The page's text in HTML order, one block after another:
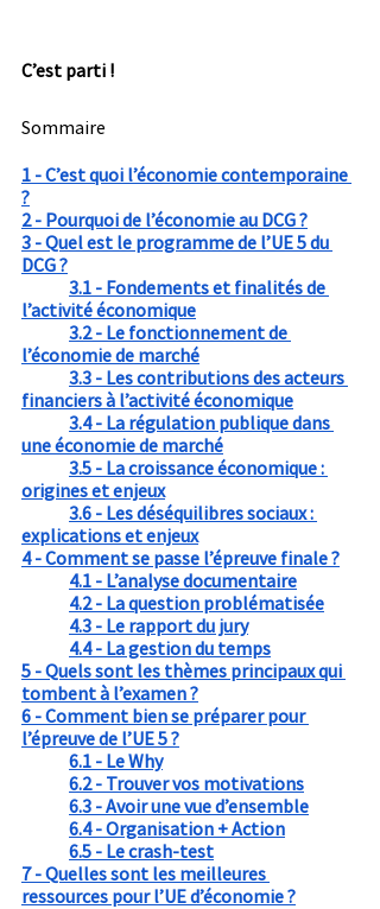
C’est parti !
Sommaire
1 - C’est quoi l’économie contemporaine
?
2 - Pourquoi de l’économie au DCG ?
3 - Quel est le programme de l’UE 5 du
DCG ?
3.1 - Fondements et finalités de
l’activité économique
3.2 - Le fonctionnement de
l’économie de marché
3.3 - Les contributions des acteurs
financiers à l’activité économique
3.4 - La régulation publique dans
une économie de marché
3.5 - La croissance économique :
origines et enjeux
3.6 - Les déséquilibres sociaux :
explications et enjeux
4 - Comment se passe l’épreuve finale ?
4.1 - L’analyse documentaire
4.2 - La question problématisée
4.3 - Le rapport du jury
4.4 - La gestion du temps
5 - Quels sont les thèmes principaux qui
tombent à l’examen ?
6 - Comment bien se préparer pour
l’épreuve de l’UE 5 ?
6.1 - Le Why
6.2 - Trouver vos motivations
6.3 - Avoir une vue d’ensemble
6.4 - Organisation + Action
6.5 - Le crash-test
7 - Quelles sont les meilleures
ressources pour l’UE d’économie ?